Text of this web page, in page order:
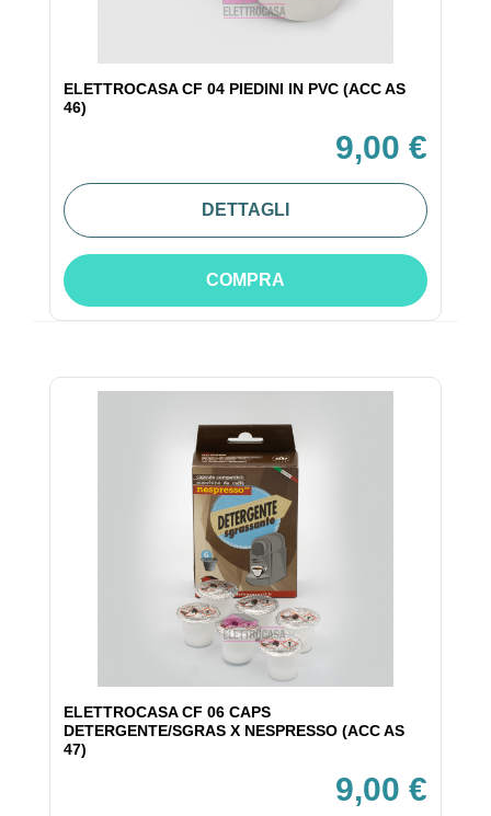
ELETTROCASA CF 04 PIEDINI IN PVC (ACC AS
46)
9,00 €
DETTAGLI
COMPRA
ELETTROCASA CF 06 CAPS
DETERGENTE/SGRAS X NESPRESSO (ACC AS
47)
9,00 €